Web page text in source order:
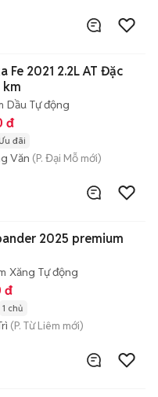
Fe 2021 2.2L AT Đặc
Dầu Tự động
đ
Ưu đãi
Văn (P. Đại Mỗ mới)
2025 premium
Xăng Tự động
đ
1 chủ
(P. Từ Liêm mới)